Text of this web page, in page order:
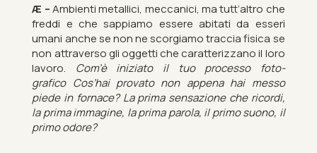
Æ –Am­bi­enti metal­lici, mec­can­ici, ma tutt’altro che
freddi e che sap­piamo es­sere abit­ati da es­seri
umani anche se non ne scor­giamo trac­cia fis­ica se
non at­tra­verso gli og­getti che car­at­ter­izzano il loro
la­voro. Com’è iniz­i­ato il tuo pro­cesso fo­to­
grafico Cos’hai provato non ap­pena hai messo
piede in for­nace? La prima sensazione che ri­cordi,
la prima im­ma­gine, la prima pa­rola, il primo suono, il
primo odore?